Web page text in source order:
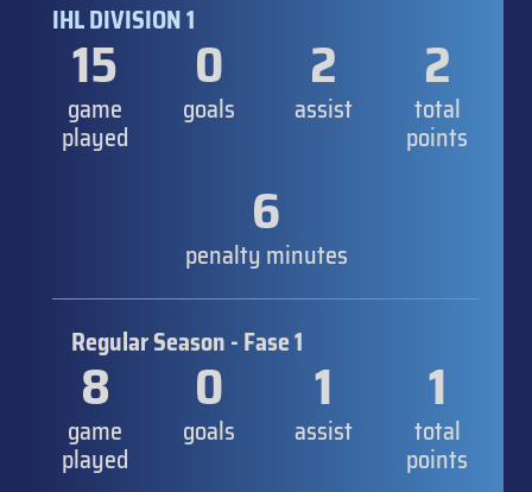
IHL DIVISION 1
15
game
played
0
goals
2
assist
2
total
points
6
penalty minutes
Regular Season - Fase 1
8
game
played
0
goals
1
assist
1
total
points